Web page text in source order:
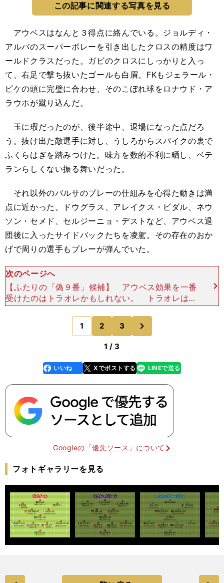
この記事に関連する写真を見る
アウベスはなんと３得点に絡んでいる。ジョルディ・
アルバのスーパーボレーを引き出したクロスの精度はワ
ールドクラスだった。ガビのクロスにしっかりと入っ
て、右足で撃ち抜いたゴールも白眉。FKもジェラール・
ピケの頭に完璧に合わせ、そのこぼれ球をロナウド・ア
ラウホが蹴り込んだ。
玉に瑕だったのが、後半途中、退場になった点だろ
う。抜け出た敵選手に対し、うしろからスパイクの裏で
ふくらはぎを踏みつけた。味方を数的不利に晒し、ベテ
ランらしくない振る舞いだった。
それ以外のバルサのプレーの仕組みを心得た動きは満
点に近かった。ドウグラス、アレイクス・ビダル、ネウ
ソン・セメド、セルジーニョ・デストなど、アウベス退
団後に入ったサイドバックたちを凌駕。その存在のおか
げで周りの選手もプレーが弾んでいた。
次のページへ
【ふたりの「偽９番」候補】 アウベス効果を一番
受けたのはトラオレかもしれない。 トラオレは、
もともとラ・マシア育ちで、バルサのプレーを体に
しみ込ませている。バルサでトップデビューした17
歳当時は、
1 2 3
1 / 3
faceboo
k
いいね Xでポストする
line LINEで送る
Googleの「優先ソース」について
フォトギャラリーを見る